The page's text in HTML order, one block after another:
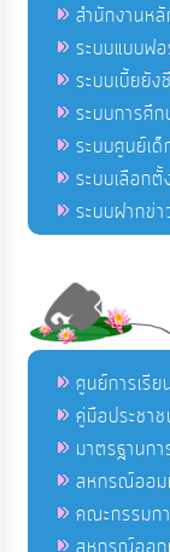
สำนักงานห
ระบบแบบฟ
ระบบเบี้ยยั
ระบบการศึ
ระบบศูนย์เ
ระบบเลือก
ระบบฝากข่
ศูนย์การเรี
คู่มือประชา
มาตรฐานก
สหกรณ์ออ
คณะกรรมก